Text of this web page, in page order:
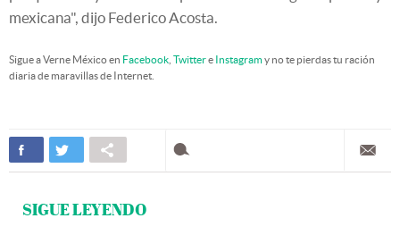
mexicana", dijo Federico Acosta.
Sigue a Verne México en Facebook Twittere Instagramy no te pierdas tu ración
diaria de maravillas de Internet.
SIGUE LEYENDO